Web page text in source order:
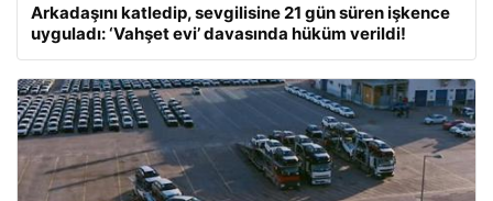
Arkadaşını katledip, sevgilisine 21 gün süren işkence
uyguladı: ‘Vahşet evi’ davasında hüküm verildi!